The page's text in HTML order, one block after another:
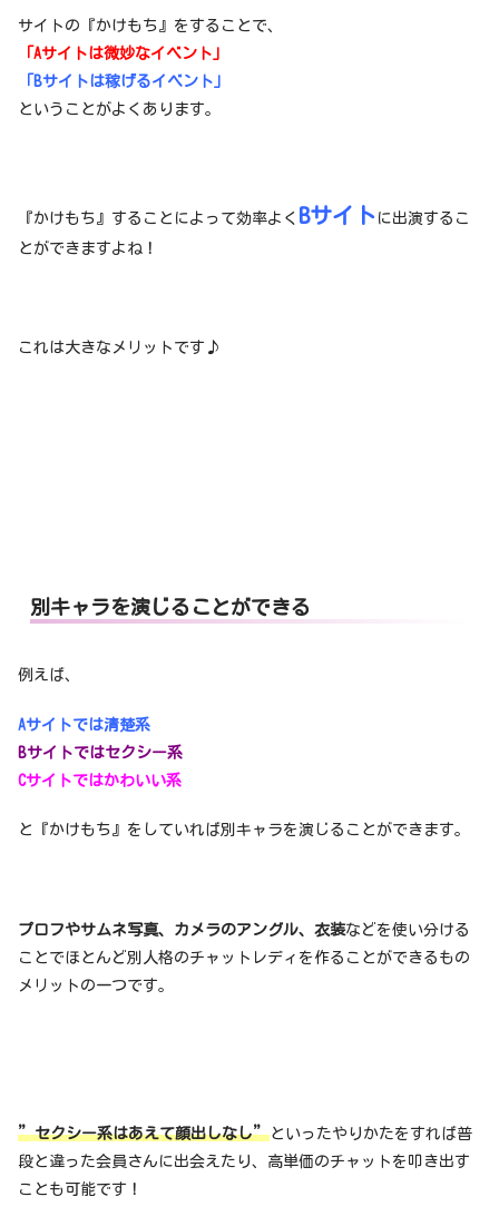
サイトの『かけもち』をすることで、
「Aサイトは微妙なイベント」
「Bサイトは稼げるイベント」
ということがよくあります。
『かけもち』することによって効率よく Bサイト に出演するこ
とができますよね！
これは大きなメリットです♪
別キャラを演じることができる
例えば、
Aサイトでは清楚系
Bサイトではセクシー系
Cサイトではかわいい系
と『かけもち』をしていれば別キャラを演じることができます。
プロフやサムネ写真、カメラのアングル、衣装などを使い分ける
ことでほとんど別人格のチャットレディを作ることができるもの
メリットの一つです。
”セクシー系はあえて顔出しなし”といったやりかたをすれば普
段と違った会員さんに出会えたり、高単価のチャットを叩き出す
ことも可能です！